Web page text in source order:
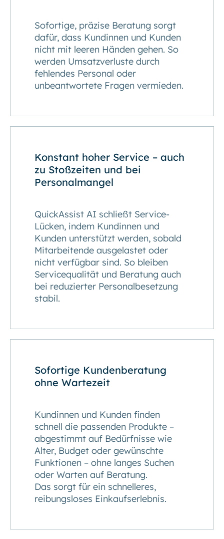
Sofortige, präzise Beratung sorgt
dafür, dass Kundinnen und Kunden
nicht mit leeren Händen gehen. So
werden Umsatzverluste durch
fehlendes Personal oder
unbeantwortete Fragen vermieden.
Konstant hoher Service – auch
zu Stoßzeiten und bei
Personalmangel
QuickAssist AI schließt Service-
Lücken, indem Kundinnen und
Kunden unterstützt werden, sobald
Mitarbeitende ausgelastet oder
nicht verfügbar sind. So bleiben
Servicequalität und Beratung auch
bei reduzierter Personalbesetzung
stabil.
Sofortige Kundenberatung
ohne Wartezeit
Kundinnen und Kunden finden
schnell die passenden Produkte –
abgestimmt auf Bedürfnisse wie
Alter, Budget oder gewünschte
Funktionen – ohne langes Suchen
oder Warten auf Beratung.
Das sorgt für ein schnelleres,
reibungsloses Einkaufserlebnis.